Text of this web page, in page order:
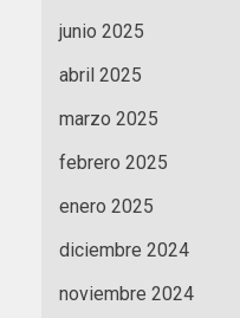
junio 2025
abril 2025
marzo 2025
febrero 2025
enero 2025
diciembre 2024
noviembre 2024